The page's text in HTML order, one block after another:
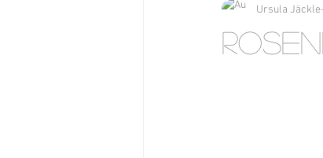
Ursula